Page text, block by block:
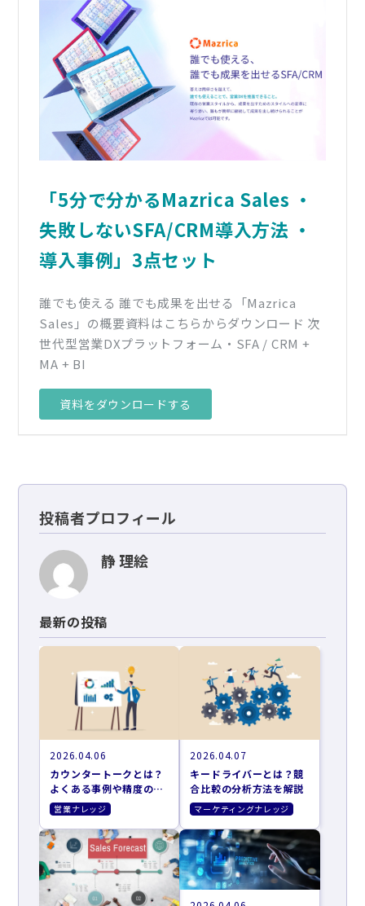
「5分で分かるMazrica Sales ・
失敗しないSFA/CRM導入方法 ・
導入事例」3点セット
誰でも使える 誰でも成果を出せる「Mazrica
Sales」の概要資料はこちらからダウンロード 次
世代型営業DXプラットフォーム・SFA / CRM +
MA + BI
資料をダウンロードする
投稿者プロフィール
静 理絵
最新の投稿
2026.04.06
カウンタートークとは？
よくある事例や精度の高
め方を解説
営業ナレッジ
2026.04.07
キードライバーとは？競
合比較の分析方法を解説
マーケティングナレッジ